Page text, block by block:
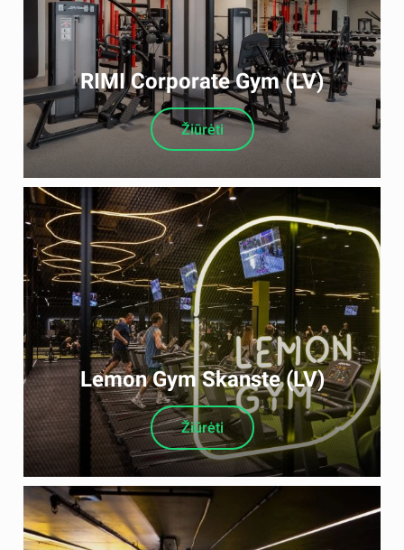
RIMI Corporate Gym (LV)
Žiūrėti
Lemon Gym Skanste (LV)
Žiūrėti